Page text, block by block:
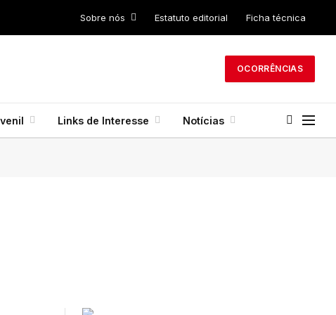
Sobre nós Estatuto editorial Ficha técnica
OCORRÊNCIAS
Links de Interesse Notícias